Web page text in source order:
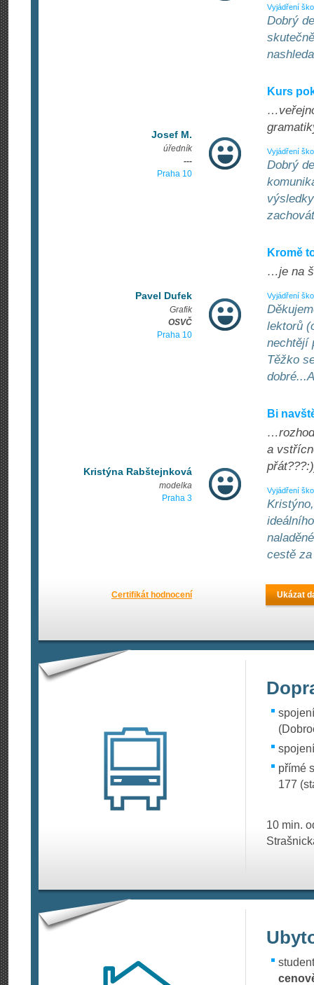
Vyjádření
Dobrý
Josef M.
úředník
---
Praha 10
Kurs
Vyjádření
Dobrý
Pavel Dufek
Grafik
OSVČ
Praha 10
Kromě
…je na
Vyjádření
lektorů
nechtějí
Těžko
Kristýna Rabštejnková
modelka
Praha 3
Bi
a
Vyjádření
cestě
Certifikát hodnocení Ukázat
přímé
177
10 min.